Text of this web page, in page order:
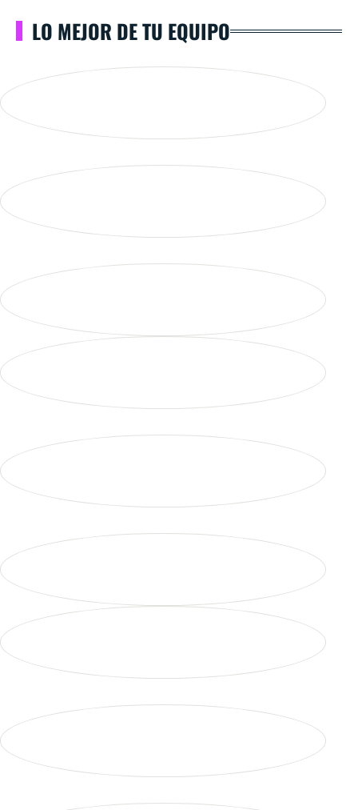
LO MEJOR DE TU EQUIPO